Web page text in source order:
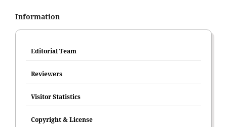
Information
Editorial Team
Reviewers
Visitor Statistics
Copyright & License